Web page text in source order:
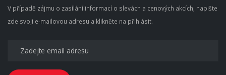
V případě zájmu o zasílání informací o slevách a cenových akcích, napište
zde svoji e-mailovou adresu a klikněte na přihlásit.